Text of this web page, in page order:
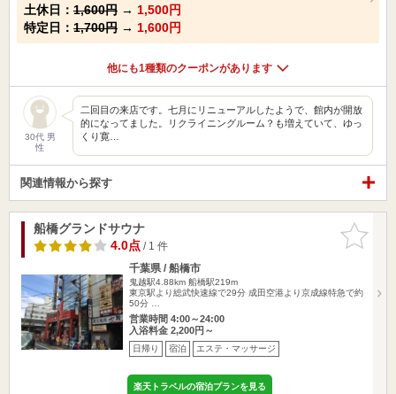
土休日： 1,600円 → 1,500円
特定日： 1,700円 → 1,600円
他にも1種類のクーポンがあります
30代 男
性
二回目の来店です。七月にリニューアルしたようで、館内が開放
的になってました。リクライニングルーム？も増えていて、ゆっ
くり寛…
関連情報から探す
お気に入
りに追加
船橋グランドサウナ
4.0点/ 1 件
千葉県 / 船橋市
鬼越駅4.88km 船橋駅219m
東京駅より総武快速線で29分 成田空港より京成線特急で約
50分 …
営業時間 4:00～24:00
入浴料金 2,200円～
日帰り 宿泊 エステ・マッサージ
楽天トラベルの宿泊プランを見る